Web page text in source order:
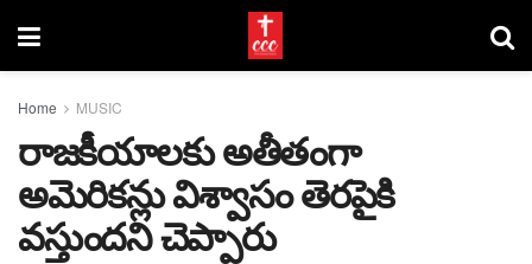
Home MUSIC
రాజకీయాలకు అతీతంగా
అమెరికన్లు విశ్వాసం తెరపైకి
వస్తుందని చెప్పారు